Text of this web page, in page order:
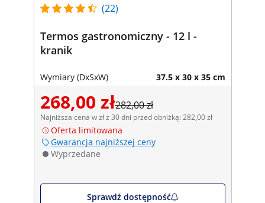
(22)
Termos gastronomiczny - 12 l -
kranik
Wymiary (DxSxW) 37.5 x 30 x 35 cm
268,00 zł282,00 zł
Najniższa cena w zł z 30 dni przed obniżką: 282,00 zł
Oferta limitowana
Gwarancja najniższej ceny
Wyprzedane
Sprawdź dostępność